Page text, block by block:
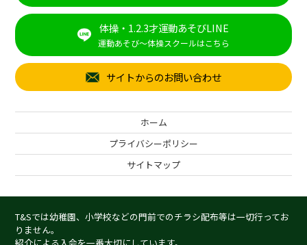
ホーム
プライバシーポリシー
サイトマップ
体操・1.2.3才運動あそびLINE
運動あそび～体操スクールはこちら
サイトからのお問い合わせ
T&Sでは幼稚園、小学校などの門前でのチラシ配布等は一切行ってお
りません。